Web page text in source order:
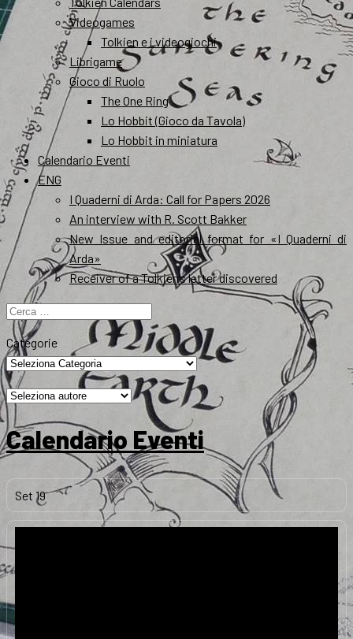
Videogames
Tolkien e i videogiochi
Librigame
Gioco di Ruolo
The One Ring
Lo Hobbit (Gioco da Tavola)
Lo Hobbit in miniatura
Calendario Eventi
ENG
I Quaderni di Arda: Call for Papers 2026
An interview with R. Scott Bakker
New Issue and editorial format for «I Quaderni di
Arda»
Receiver of a Tolkien’s letter discovered
Ricerca
per:
Categorie
Calendario Eventi
Set 19